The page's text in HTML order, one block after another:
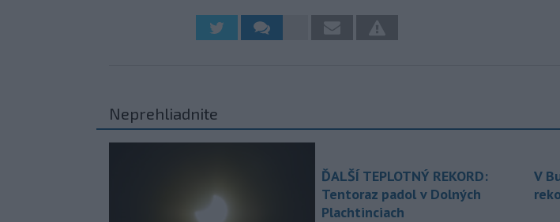
Neprehliadnite
ĎALŠÍ TEPLOTNÝ REKORD:
Tentoraz padol v Dolných
Plachtinciach
V